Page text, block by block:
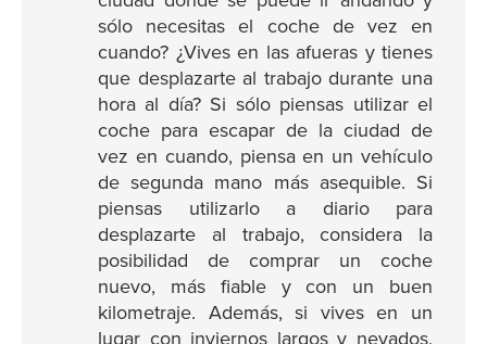
sólo necesitas el coche de vez en
cuando? ¿Vives en las afueras y tienes
que desplazarte al trabajo durante una
hora al día? Si sólo piensas utilizar el
coche para escapar de la ciudad de
vez en cuando, piensa en un vehículo
de segunda mano más asequible. Si
piensas utilizarlo a diario para
desplazarte al trabajo, considera la
posibilidad de comprar un coche
nuevo, más fiable y con un buen
kilometraje. Además, si vives en un
lugar con inviernos largos y nevados,